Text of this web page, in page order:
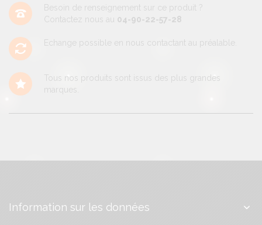
Besoin de renseignement sur ce produit ?
Contactez nous au 04-90-22-57-28
Echange possible en nous contactant au préalable.
Tous nos produits sont issus des plus grandes
marques.
Information sur les données